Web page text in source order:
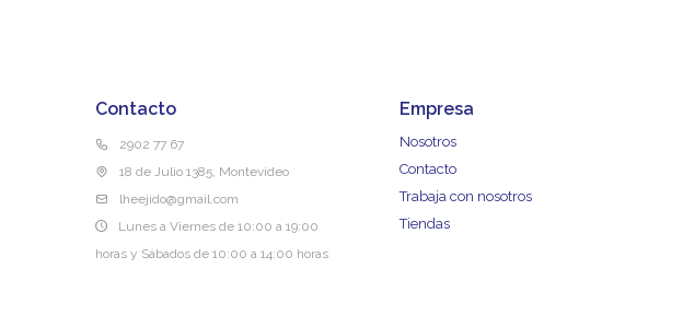
Contacto
2902 77 67
18 de Julio 1385, Montevideo
lheejido@gmail.com
Lunes a Viernes de 10:00 a 19:00
horas y Sábados de 10:00 a 14:00 horas
Empresa
Nosotros
Contacto
Trabaja con nosotros
Tiendas